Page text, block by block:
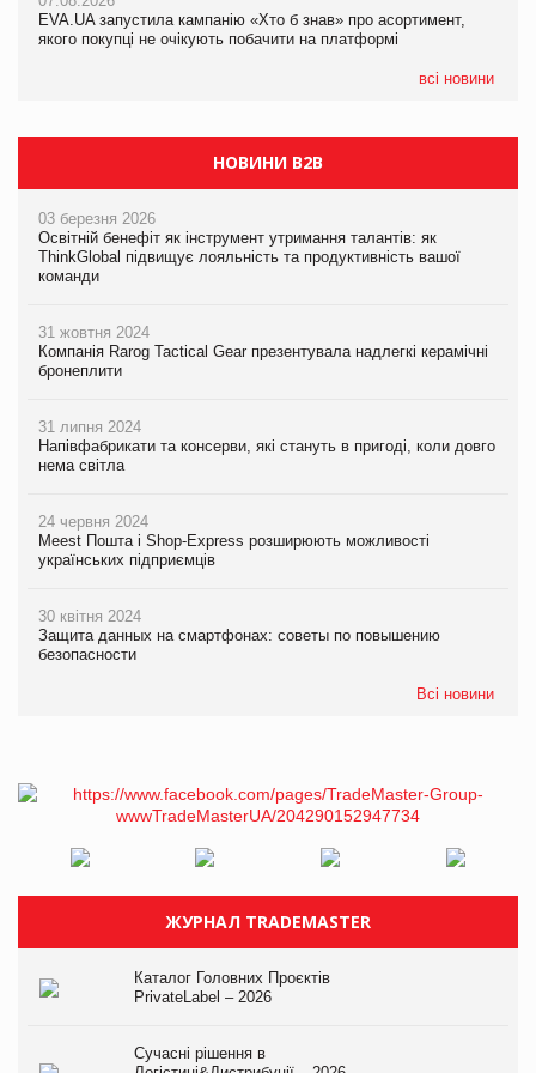
EVA.UA запустила кампанію «Хто б знав» про асортимент,
якого покупці не очікують побачити на платформі
всі новини
05.08.2026
Мережа супермаркетів VARUS купує мережу магазинів
НОВИНИ B2B
03 березня 2026
Освітній бенефіт як інструмент утримання талантів: як
ThinkGlobal підвищує лояльність та продуктивність вашої
команди
31 жовтня 2024
Компанія Rarog Tactical Gear презентувала надлегкі керамічні
бронеплити
31 липня 2024
Напівфабрикати та консерви, які стануть в пригоді, коли довго
нема світла
24 червня 2024
Meest Пошта і Shop-Express розширюють можливості
українських підприємців
30 квітня 2024
Защита данных на смартфонах: советы по повышению
безопасности
Всі новини
ЖУРНАЛ TRADEMASTER
Каталог Головних Проєктів
PrivateLabel – 2026
Сучасні рішення в